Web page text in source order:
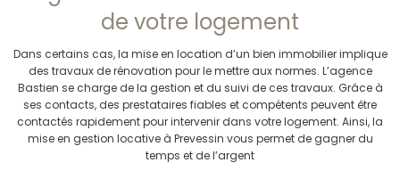
de votre logement
Dans certains cas, la mise en location d’un bien immobilier implique
des travaux de rénovation pour le mettre aux normes. L’agence
Bastien se charge de la gestion et du suivi de ces travaux. Grâce à
ses contacts, des prestataires fiables et compétents peuvent être
contactés rapidement pour intervenir dans votre logement. Ainsi, la
mise en gestion locative à Prevessin vous permet de gagner du
temps et de l’argent